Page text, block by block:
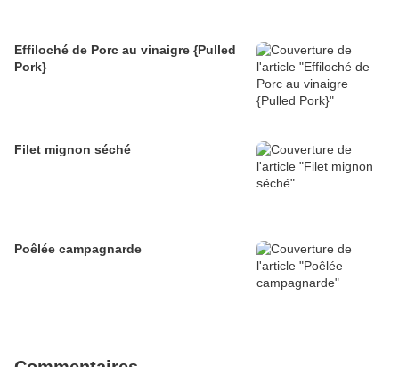
Effiloché de Porc au vinaigre {Pulled
Pork}
Filet mignon séché
Poêlée campagnarde